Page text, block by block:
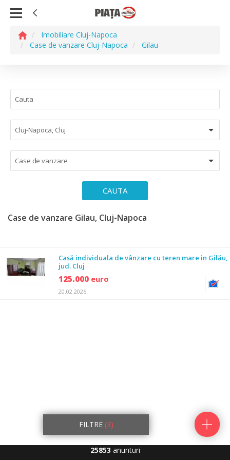
Imobiliare Cluj-Napoca
Case de vanzare Cluj-Napoca
Gilau
Cluj-Napoca, Cluj
Case de vanzare
CAUTA
Case de vanzare Gilau, Cluj-Napoca
Casă individuala de vânzare cu teren mare in Gilău,
jud. Cluj
125.000 euro
20.02.2026
FILTRE (3)
25853 anunturi